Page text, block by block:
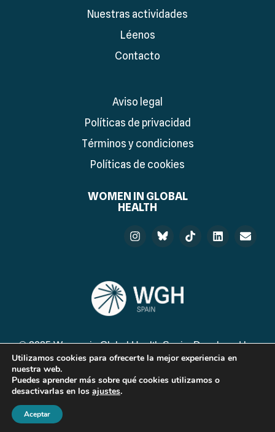
Nuestras actividades
Léenos
Contacto
Aviso legal
Políticas de privacidad
Términos y condiciones
Políticas de cookies
WOMEN IN GLOBAL
HEALTH
© 2025 Women in Global Health Spain. Developed by:
Utilizamos cookies para ofrecerte la mejor experiencia en
nuestra web.
Puedes aprender más sobre qué cookies utilizamos o
desactivarlas en los ajustes.
Aceptar